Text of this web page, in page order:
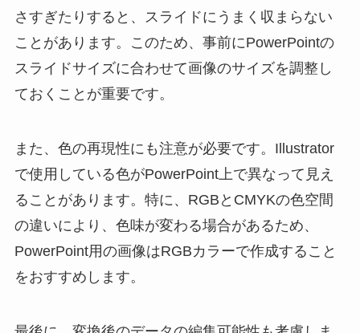
さすぎたりすると、スライドにうまく収まらない
ことがあります。このため、事前にPowerPointの
スライドサイズに合わせて画像のサイズを調整し
ておくことが重要です。
また、色の再現性にも注意が必要です。Illustrator
で使用している色がPowerPoint上で異なって見え
ることがあります。特に、RGBとCMYKの色空間
の違いにより、色味が変わる場合があるため、
PowerPoint用の画像はRGBカラーで作成すること
をおすすめします。